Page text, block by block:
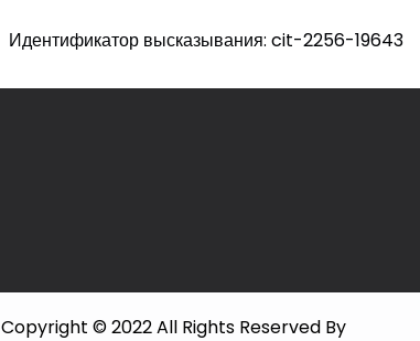
Идентификатор высказывания: cit-2256-19643
Copyright © 2022 All Rights Reserved By